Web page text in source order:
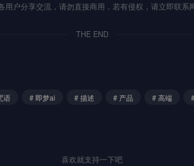
户分享交流，请勿直接商用，若有侵权，请立即联系
THE END
语 # 即梦ai # 描述 # 产品 # 高端
喜欢就支持一下吧